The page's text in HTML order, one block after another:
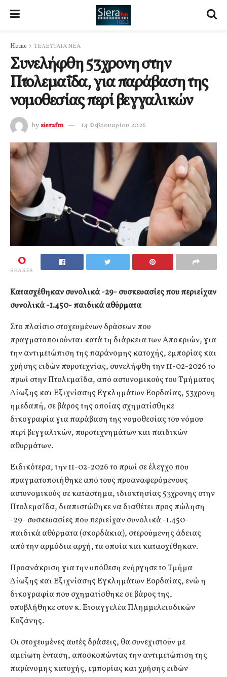
Home ΤΕΛΕΥΤΑΙΑ ΝΕΑ
Συνελήφθη 53χρονη στην
Πτολεμαΐδα, για παράβαση της
νομοθεσίας περί βεγγαλικών
by sierafm 14 Φεβρουαρίου 2026
0
SHARES
Κατασχέθηκαν συνολικά -29- συσκευασίες που περιείχαν
συνολικά -1.450- παιδικά αθύρματα
Στο πλαίσιο στοχευμένων δράσεων που
πραγματοποιούνται κατά τη διάρκεια των Αποκριών, για
την αντιμετώπιση της παράνομης κατοχής, εμπορίας και
χρήσης ειδών πυροτεχνίας, συνελήφθη την 11-02-2026 το
πρωί στην Πτολεμαΐδα, από αστυνομικούς του Τμήματος
Δίωξης και Εξιχνίασης Εγκλημάτων Εορδαίας, 53χρονη
ημεδαπή, σε βάρος της οποίας σχηματίσθηκε
δικογραφία για παράβαση της νομοθεσίας του νόμου
περί βεγγαλικών, πυροτεχνημάτων και παιδικών
αθυρμάτων.
Ειδικότερα, την 11-02-2026 το πρωί σε έλεγχο που
πραγματοποιήθηκε από τους προαναφερόμενους
αστυνομικούς σε κατάστημα, ιδιοκτησίας 53χρονης στην
Πτολεμαΐδα, διαπιστώθηκε να διαθέτει προς πώληση
-29- συσκευασίες που περιείχαν συνολικά -1.450-
παιδικά αθύρματα (σκορδάκια), στερούμενης άδειας
από την αρμόδια αρχή, τα οποία και κατασχέθηκαν.
Προανάκριση για την υπόθεση ενήργησε το Τμήμα
Δίωξης και Εξιχνίασης Εγκλημάτων Εορδαίας, ενώ η
δικογραφία που σχηματίσθηκε σε βάρος της,
υποβλήθηκε στον κ. Εισαγγελέα Πλημμελειοδικών
Κοζάνης.
Οι στοχευμένες αυτές δράσεις, θα συνεχιστούν με
αμείωτη ένταση, αποσκοπώντας την αντιμετώπιση της
παράνομης κατοχής, εμπορίας και χρήσης ειδών